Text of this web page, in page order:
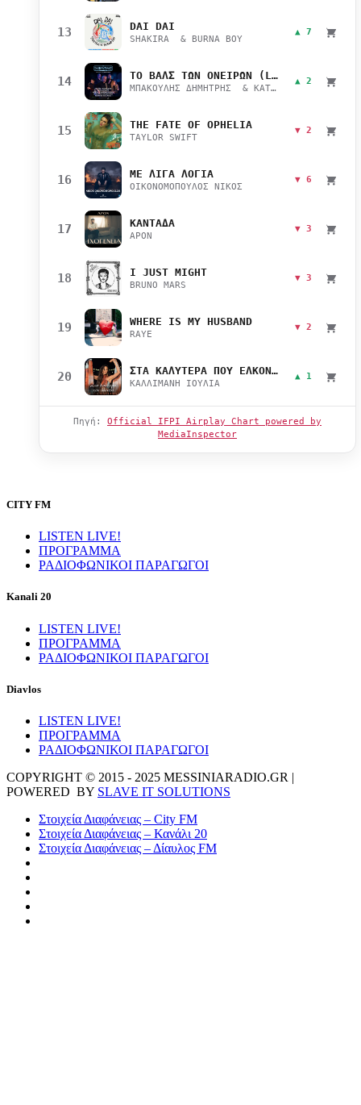
13 DAI DAI
SHAKIRA & BURNA BOY
▲ 7
14 ΤΟ ΒΑΛΣ ΤΩΝ ΟΝΕΙΡΩΝ (LIVE)
ΜΠΑΚΟΥΛΗΣ ΔΗΜΗΤΡΗΣ & ΚΑΤΣΙΜΙΧΑ ΜΑΡΙΑΝΑ
▲ 2
15 THE FATE OF OPHELIA
TAYLOR SWIFT
▼ 2
16 ΜΕ ΛΙΓΑ ΛΟΓΙΑ
ΟΙΚΟΝΟΜΟΠΟΥΛΟΣ ΝΙΚΟΣ
▼ 6
17 ΚΑΝΤΑΔΑ
APON
▼ 3
18 I JUST MIGHT
BRUNO MARS
▼ 3
19 WHERE IS MY HUSBAND
RAYE
▼ 2
20 ΣΤΑ ΚΑΛΥΤΕΡΑ ΠΟΥ ΕΛΚΟΝΤΑΙ
ΚΑΛΛΙΜΑΝΗ ΙΟΥΛΙΑ
▲ 1
Πηγή: Official IFPI Airplay Chart powered by
MediaInspector
CITY FM
LISTEN LIVE!
ΠΡΟΓΡΑΜΜΑ
ΡΑΔΙΟΦΩΝΙΚΟΙ ΠΑΡΑΓΩΓΟΙ
Kanali 20
LISTEN LIVE!
ΠΡΟΓΡΑΜΜΑ
ΡΑΔΙΟΦΩΝΙΚΟΙ ΠΑΡΑΓΩΓΟΙ
Diavlos
LISTEN LIVE!
ΠΡΟΓΡΑΜΜΑ
ΡΑΔΙΟΦΩΝΙΚΟΙ ΠΑΡΑΓΩΓΟΙ
COPYRIGHT © 2015 - 2025 MESSINIARADIO.GR |
POWERED BY SLAVE IT SOLUTIONS
Στοιχεία Διαφάνειας – City FM
Στοιχεία Διαφάνειας – Κανάλι 20
Στοιχεία Διαφάνειας – Δίαυλος FM